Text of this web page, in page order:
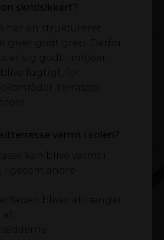
skridsikkert?
har en struktureret
giver godt greb. Derfor
sig godt i miljøer,
fugtigt, for
terrasser,
varmt i solen?
kan blive varmt i
ligesom andre
bliver afhænger